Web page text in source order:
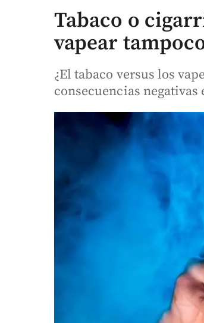
Tabaco o
vapear
¿El tabaco versus los
consecuencias negativas